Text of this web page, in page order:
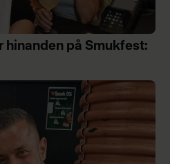
hinanden på Smukfest: